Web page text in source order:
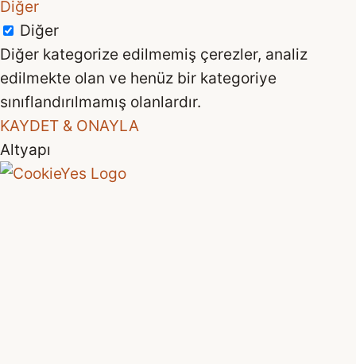
Diğer
Diğer
Diğer kategorize edilmemiş çerezler, analiz
edilmekte olan ve henüz bir kategoriye
sınıflandırılmamış olanlardır.
KAYDET & ONAYLA
Altyapı